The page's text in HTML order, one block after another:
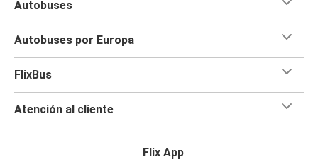
Autobuses
Autobuses por Europa
FlixBus
Atención al cliente
Flix App